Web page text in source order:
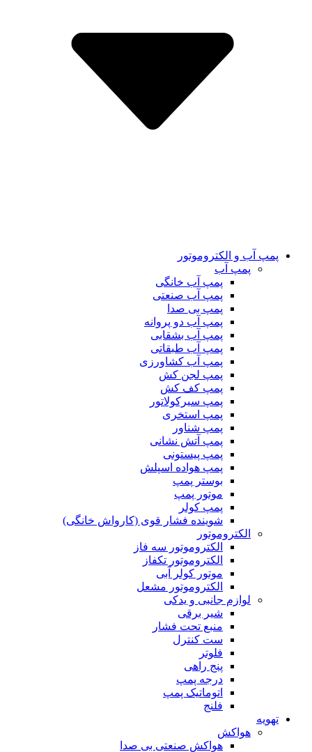
پمپ آب و الکتروموتور
پمپ آب
پمپ آب خانگی
پمپ آب صنعتی
پمپ بی صدا
پمپ آب دو پروانه
پمپ آب بشقابی
پمپ آب طبقاتی
پمپ آب کشاورزی
پمپ لجن کش
پمپ کف کش
پمپ سیرکولاتور
پمپ استخری
پمپ شناور
پمپ آتش نشانی
پمپ پیستونی
پمپ هواده اسپلش
بوستر پمپ
موتور پمپ
پمپ کولر
شوینده فشار قوی (کارواش خانگی)
الکتروموتور
الکتروموتور سه فاز
الکتروموتور تکفاز
موتور کولر آبی
الکتروموتور مشعل
لوازم جانبی و یدکی
شیر برقی
منبع تحت فشار
ست کنترل
فلوتر
پنج راهی
درجه پمپ
اتوماتیک پمپ
فلنج
تهویه
هواکش
هواکش صنعتی بی صدا